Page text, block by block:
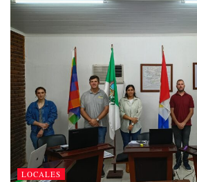
LOCALES